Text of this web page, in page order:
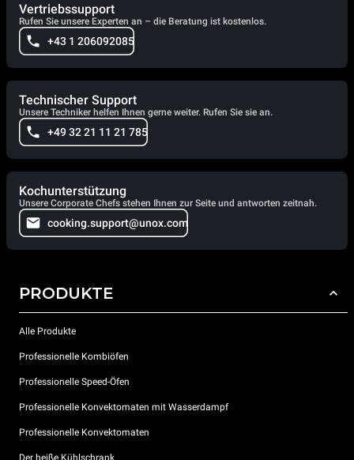
Vertriebssupport
Rufen Sie unsere Experten an – die Beratung ist kostenlos.
+43 1 206092085
Technischer Support
Unsere Techniker helfen Ihnen gerne weiter. Rufen Sie sie an.
+49 32 21 11 21 785
Kochunterstützung
Unsere Corporate Chefs stehen Ihnen zur Seite und antworten zeitnah.
cooking.support@unox.com
PRODUKTE
Alle Produkte
Professionelle Kombiöfen
Professionelle Speed-Öfen
Professionelle Konvektomaten mit Wasserdampf
Professionelle Konvektomaten